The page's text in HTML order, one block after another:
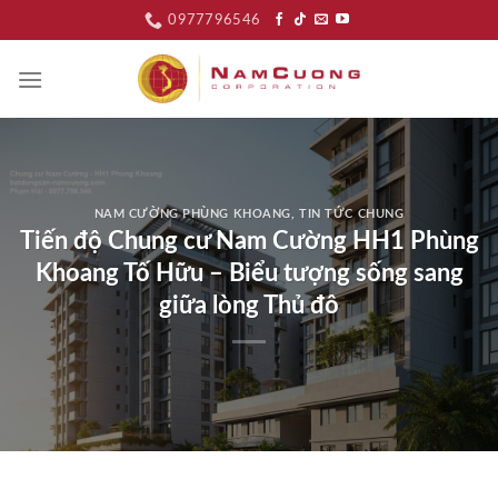
to
0977796546
NAM CƯỜNG PHÙNG KHOANG ,TIN TỨC CHUNG
Tiến độ Chung cư Nam Cường HH1 Phùng
Khoang Tố Hữu – Biểu tượng sống sang
giữa lòng Thủ đô